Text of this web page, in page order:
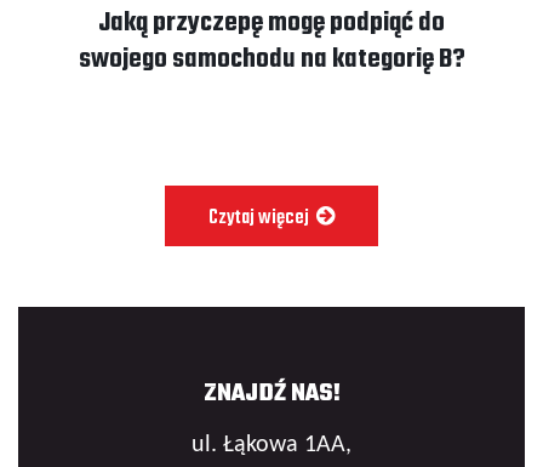
Jaką przyczepę mogę podpiąć do
swojego samochodu na kategorię B?
Czytaj więcej
ZNAJDŹ NAS!
ul. Łąkowa 1AA,